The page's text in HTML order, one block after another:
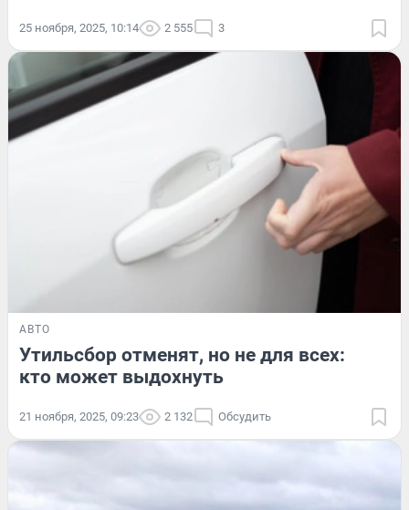
25 ноября, 2025, 10:14 2 555 3
АВТО
Утильсбор отменят, но не для всех:
кто может выдохнуть
21 ноября, 2025, 09:23 2 132 Обсудить